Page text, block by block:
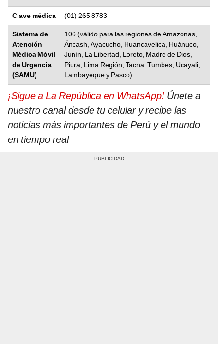
Clave médica (01) 265 8783
Sistema de
Atención
Médica Móvil
de Urgencia
(SAMU)
106 (válido para las regiones de Amazonas,
Áncash, Ayacucho, Huancavelica, Huánuco,
Junín, La Libertad, Loreto, Madre de Dios,
Piura, Lima Región, Tacna, Tumbes, Ucayali,
Lambayeque y Pasco)
¡Sigue a La República en WhatsApp! Únete a
nuestro canal desde tu celular y recibe las
noticias más importantes de Perú y el mundo
en tiempo real